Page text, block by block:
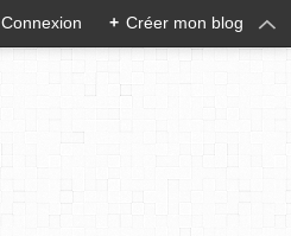
Connexion + Créer mon blog